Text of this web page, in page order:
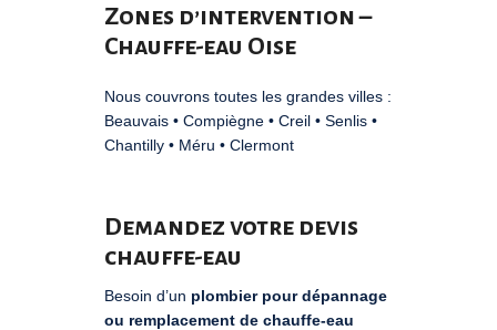
Zones d’intervention –
Chauffe-eau Oise
Nous couvrons toutes les grandes villes :
Beauvais • Compiègne • Creil • Senlis •
Chantilly • Méru • Clermont
Demandez votre devis
chauffe-eau
Besoin d’un plombier pour dépannage
ou remplacement de chauffe-eau